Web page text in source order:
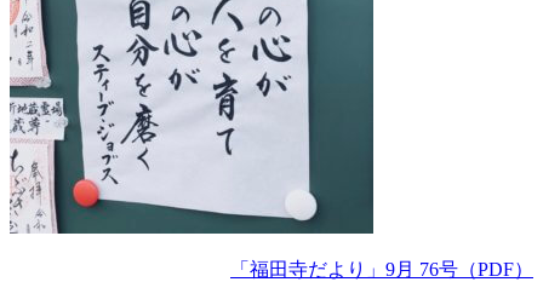
「福田寺だより」9月 76号（PDF）